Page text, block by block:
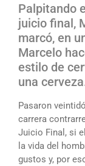
Palpitando
juicio final,
marcó, en
Marcelo
estilo de
una
Pasaron
carrera
Juicio Final, si
la vida del
gustos y, por